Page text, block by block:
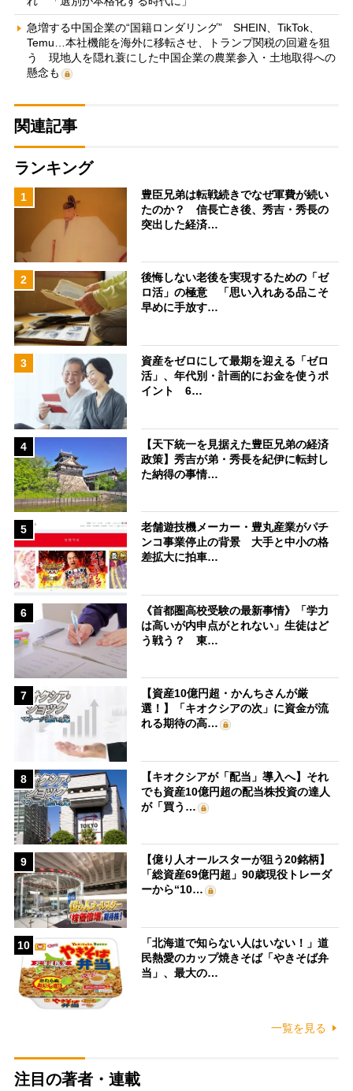
急増する中国企業の“国籍ロンダリング” SHEIN、TikTok、
Temu…本社機能を海外に移転させ、トランプ関税の回避を狙
う 現地人を隠れ蓑にした中国企業の農業参入・土地取得への
懸念も
関連記事
ランキング
1
豊臣兄弟は転戦続きでなぜ軍費が続い
たのか？ 信長亡き後、秀吉・秀長の
突出した経済…
2
後悔しない老後を実現するための「ゼ
ロ活」の極意 「思い入れある品こそ
早めに手放す…
3
資産をゼロにして最期を迎える「ゼロ
活」、年代別・計画的にお金を使うポ
イント 6…
4
【天下統一を見据えた豊臣兄弟の経済
政策】秀吉が弟・秀長を紀伊に転封し
た納得の事情…
5
老舗遊技機メーカー・豊丸産業がパチ
ンコ事業停止の背景 大手と中小の格
差拡大に拍車…
6
《首都圏高校受験の最新事情》「学力
は高いが内申点がとれない」生徒はど
う戦う？ 東…
7
【資産10億円超・かんちさんが厳
選！】「キオクシアの次」に資金が流
れる期待の高…
8
【キオクシアが「配当」導入へ】それ
でも資産10億円超の配当株投資の達人
が「買う…
9
【億り人オールスターが狙う20銘柄】
「総資産69億円超」90歳現役トレーダ
ーから“10…
10
「北海道で知らない人はいない！」道
民熱愛のカップ焼きそば「やきそば弁
当」、最大の…
一覧を見る
注目の著者・連載